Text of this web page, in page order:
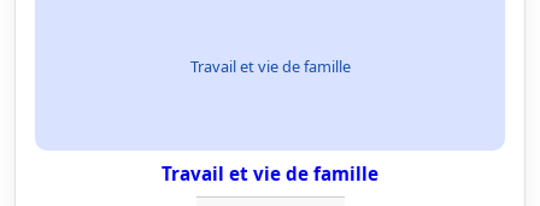
Travail et vie de famille
Travail et vie de famille